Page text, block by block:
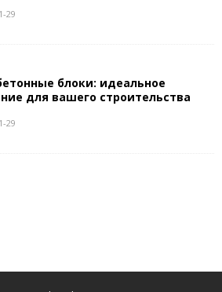
29
блоки: идеальное
для вашего строительства
29